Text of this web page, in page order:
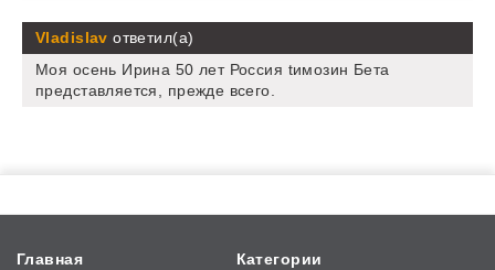
Vladislav ответил(а)
Моя осень Ирина 50 лет Россия tимозин Бета
представляется, прежде всего.
Главная Категории